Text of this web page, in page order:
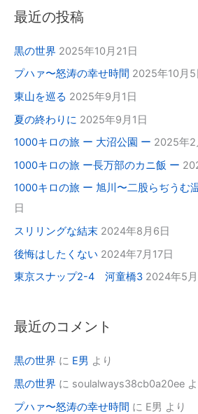
最近の投稿
黒の世界 2025年10月21日
プハァ〜怒涛の幸せ時間 2025年10月5
東山を巡る 2025年9月1日
夏の終わりに 2025年9月1日
1000キロの旅 ー 大沼公園 ー 2025年2
1000キロの旅 ー長万部のカニ飯 ー
1000キロの旅 ー 旭川〜二股らぢうむ
日
スリリングな結末 2024年8月6日
後悔はしたくない 2024年7月17日
東京スナップ2-4 河童橋3 2024年5
最近のコメント
黒の世界 に E男 より
黒の世界 に soulalways38cb0a20ee
プハァ〜怒涛の幸せ時間 に E男 より